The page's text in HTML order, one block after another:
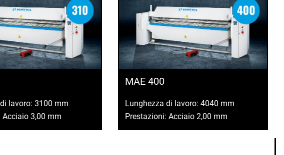
lavoro: 3100 mm
Acciaio 3,00 mm
MAE 400
Lunghezza di lavoro: 4040 mm
Prestazioni: Acciaio 2,00 mm